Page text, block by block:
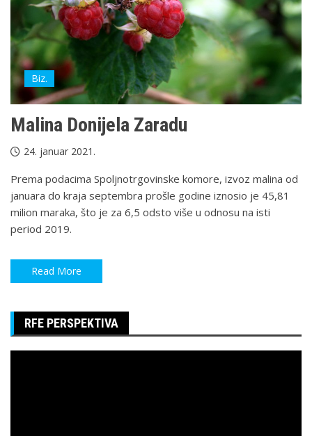
Biz.
Malina Donijela Zaradu
24. januar 2021.
Prema podacima Spoljnotrgovinske komore, izvoz malina od
januara do kraja septembra prošle godine iznosio je 45,81
milion maraka, što je za 6,5 odsto više u odnosu na isti
period 2019.
Read More
RFE PERSPEKTIVA